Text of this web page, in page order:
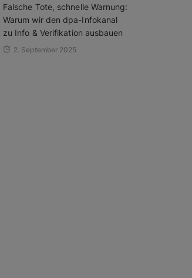
Falsche Tote, schnelle Warnung:
Warum wir den dpa-Infokanal
zu Info & Verifikation ausbauen
2. September 2025